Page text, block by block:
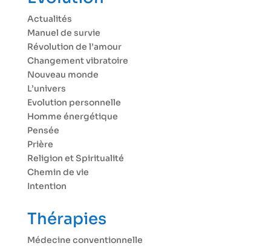
Actualités
Manuel de survie
Révolution de l’amour
Changement vibratoire
Nouveau monde
L’univers
Evolution personnelle
Homme énergétique
Pensée
Prière
Religion et Spiritualité
Chemin de vie
Intention
Thérapies
Médecine conventionnelle